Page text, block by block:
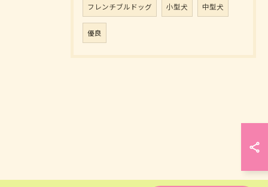
フレンチブルドッグ 小型犬 中型犬
優良